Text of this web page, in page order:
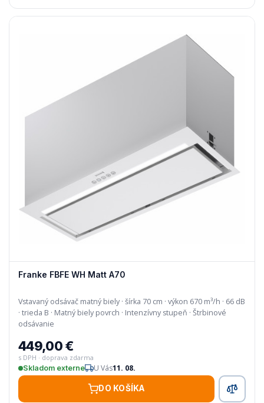
Franke FBFE WH Matt A70
Vstavaný odsávač matný biely · šírka 70 cm · výkon 670 m³/h · 66 dB
· trieda B · Matný biely povrch · Intenzívny stupeň · Štrbinové
odsávanie
449,00 €
s DPH · doprava zdarma
Skladom externe
U Vás11. 08.
DO KOŠÍKA